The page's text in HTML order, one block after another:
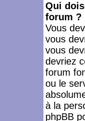
Qui
forum ?
Vous
vous
vous
devriez
forum
ou le
à la
phpBB